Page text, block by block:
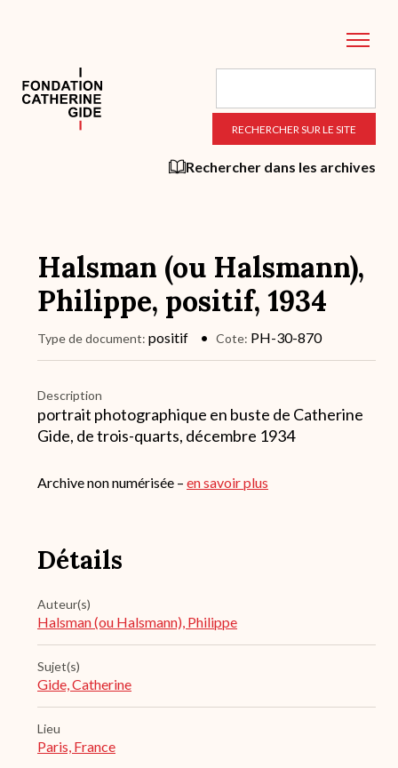
principal
Rechercher dans les archives
Halsman (ou Halsmann),
Philippe, positif, 1934
Type de document positif Cote PH-30-870
Description
portrait photographique en buste de Catherine
Gide, de trois-quarts, décembre 1934
Archive non numérisée – en savoir plus
Détails
Auteur(s)
Halsman (ou Halsmann), Philippe
Sujet(s)
Gide, Catherine
Lieu
Paris, France